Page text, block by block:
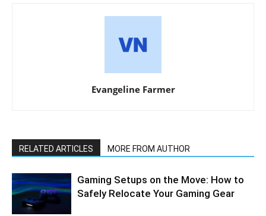
Evangeline Farmer
RELATED ARTICLES MORE FROM AUTHOR
Gaming Setups on the Move: How to
Safely Relocate Your Gaming Gear